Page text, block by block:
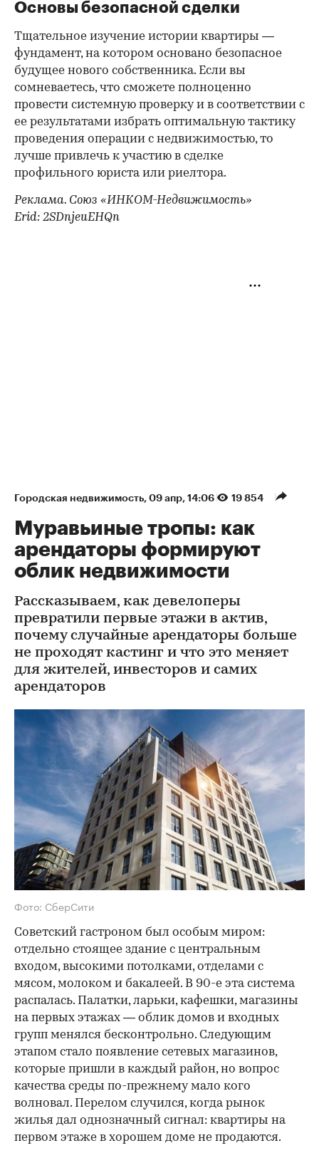
Основы безопасной сделки
Тщательное изучение истории квартиры —
фундамент, на котором основано безопасное
будущее нового собственника. Если вы
сомневаетесь, что сможете полноценно
провести системную проверку и в соответствии с
ее результатами избрать оптимальную тактику
проведения операции с недвижимостью, то
лучше привлечь к участию в сделке
профильного юриста или риелтора.
Реклама. Союз «ИНКОМ-Недвижимость»
Erid: 2SDnjeuEHQn
Городская недвижимость 09 апр, 14:06 19 854
Муравьиные тропы: как
арендаторы формируют
облик недвижимости
Рассказываем, как девелоперы
превратили первые этажи в актив,
почему случайные арендаторы больше
не проходят кастинг и что это меняет
для жителей, инвесторов и самих
арендаторов
Фото: СберСити
Советский гастроном был особым миром:
отдельно стоящее здание с центральным
входом, высокими потолками, отделами с
мясом, молоком и бакалеей. В 90-е эта система
распалась. Палатки, ларьки, кафешки, магазины
на первых этажах — облик домов и входных
групп менялся бесконтрольно. Следующим
этапом стало появление сетевых магазинов,
которые пришли в каждый район, но вопрос
качества среды по-прежнему мало кого
волновал. Перелом случился, когда рынок
жилья дал однозначный сигнал: квартиры на
первом этаже в хорошем доме не продаются.